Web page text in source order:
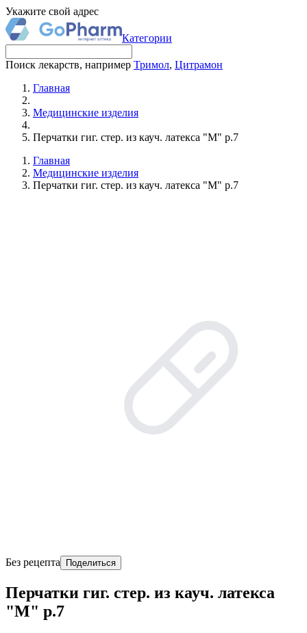
Укажите свой адрес
Категории
Поиск лекарств, например Тримол, Цитрамон
Главная
Медицинские изделия
Перчатки гиг. стер. из кауч. латекса "М" р.7
Главная
Медицинские изделия
Перчатки гиг. стер. из кауч. латекса "М" р.7
Без рецепта Поделиться
Перчатки гиг. стер. из кауч. латекса
"М" р.7